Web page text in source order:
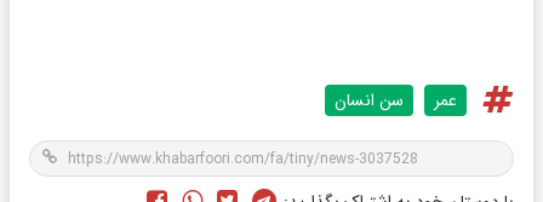
عمر سن انسان